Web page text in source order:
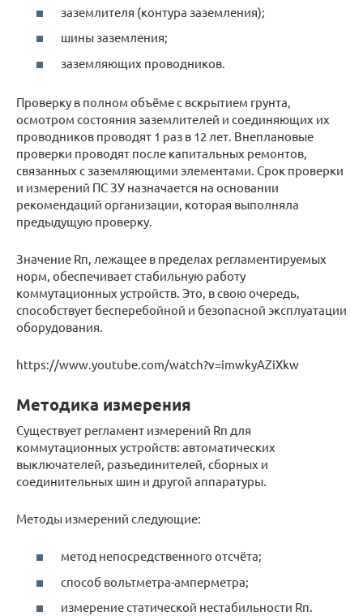
заземлителя (контура заземления);
шины заземления;
заземляющих проводников.
Проверку в полном объёме с вскрытием грунта,
осмотром состояния заземлителей и соединяющих их
проводников проводят 1 раз в 12 лет. Внеплановые
проверки проводят после капитальных ремонтов,
связанных с заземляющими элементами. Срок проверки
и измерений ПС ЗУ назначается на основании
рекомендаций организации, которая выполняла
предыдущую проверку.
Значение Rп, лежащее в пределах регламентируемых
норм, обеспечивает стабильную работу
коммутационных устройств. Это, в свою очередь,
способствует бесперебойной и безопасной эксплуатации
оборудования.
https://www.youtube.com/watch?v=imwkyAZiXkw
Методика измерения
Существует регламент измерений Rп для
коммутационных устройств: автоматических
выключателей, разъединителей, сборных и
соединительных шин и другой аппаратуры.
Методы измерений следующие:
метод непосредственного отсчёта;
способ вольтметра-амперметра;
измерение статической нестабильности Rп.